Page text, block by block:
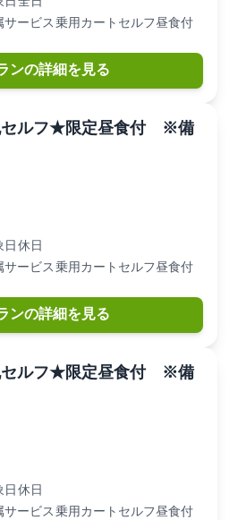
ービス: 乗用カートセルフ昼食付
ンの詳細を見る
祝セルフ★限定昼食付 ※備
: 休日
ービス: 乗用カートセルフ昼食付
ンの詳細を見る
祝セルフ★限定昼食付 ※備
: 休日
ービス: 乗用カートセルフ昼食付